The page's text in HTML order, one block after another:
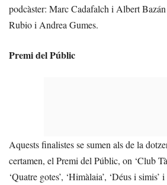
podcàster: Marc Cadafalch i Albert
Rubio i Andrea Gumes.
Premi del Públic
Aquests finalistes se sumen als de la
certamen, el Premi del Públic, on ‘Club
‘Quatre gotes’, ‘Himàlaia’, ‘Déus i simis’